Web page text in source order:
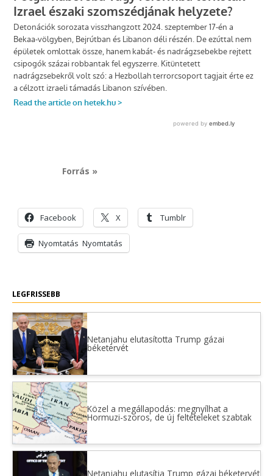
Forrás »
Facebook X Tumblr
Nyomtatás Nyomtatás
LEGFRISSEBB
Netanjahu elutasította Trump gázai
béketervét
Közel a megállapodás: megnyílhat a
Hormuzi-szoros, de új feltételeket szabtak
Netanjahu elutasítja Trump gázai béketervét